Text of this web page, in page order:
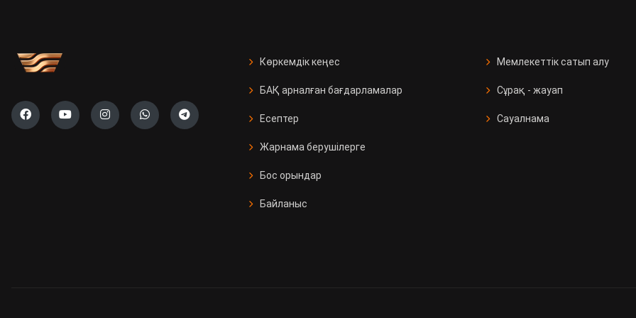
Көркемдік кеңес
БАҚ арналған бағдарламалар
Есептер
Жарнама берушілерге
Бос орындар
Байланыс
Мемлекеттік сатып алу
Сұрақ - жауап
Сауалнама